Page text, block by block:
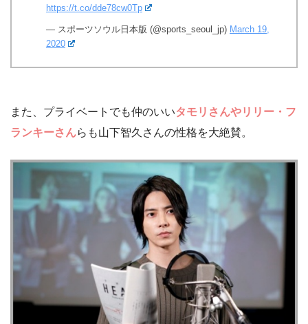
https://t.co/dde78cw0Tp
— スポーツソウル日本版 (@sports_seoul_jp) March 19,
2020
また、プライベートでも仲のいいタモリさんやリリー・フ
ランキーさんらも山下智久さんの性格を大絶賛。